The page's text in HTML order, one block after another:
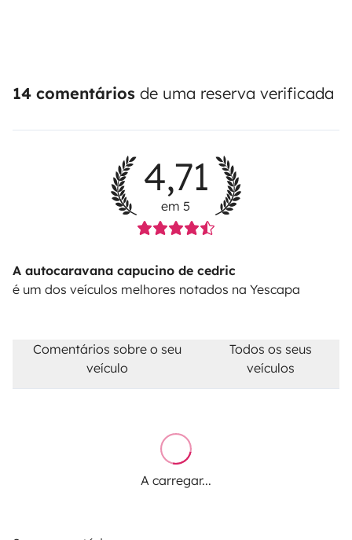
14 comentários de uma reserva verificada
4,71
em 5
A autocaravana capucino de cedric
é um dos veículos melhores notados na Yescapa
Comentários sobre o seu
veículo
Todos os seus
veículos
A carregar...